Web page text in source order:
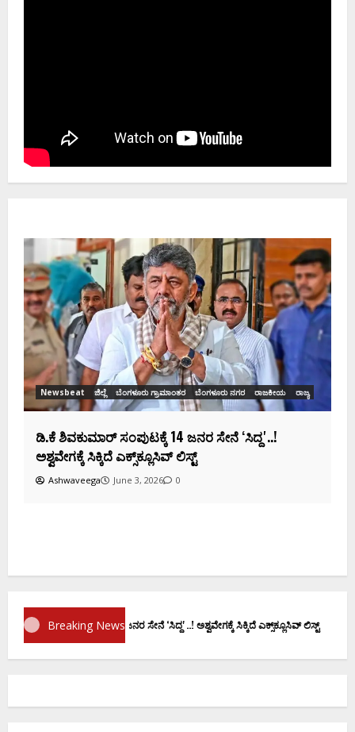
Newsbeat ಜಿಲ್ಲೆ ರಾಜಕೀಯ ರಾಜ್ಯ
ಡಿಕೆಶಿ ಜತೆ 14 ಮಂದಿ ಪ್ರಮಾಣವಚನ ಸಾಧ್ಯತೆ.. ಇಲ್ಲಿದೆ
ಸಂಭಾವ್ಯ ಸಚಿವರ ಫೈನಲ್ ಲಿಸ್ಟ್‌!
Ashwaveega June 3, 2026 0
Breaking News
ಸಂಪುಟಕ್ಕೆ 14 ಜನರ ಸೇನೆ ʻಸಿದ್ದʼ..! ಅಶ್ವವೇಗಕ್ಕೆ ಸಿಕ್ಕಿದೆ ಎಕ್ಸ್‌ಕ್ಲೂಸಿವ್‌ ಲಿಸ್ಟ್‌